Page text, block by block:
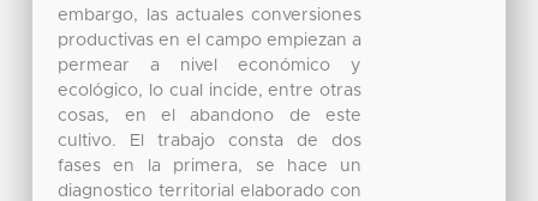
embargo, las actuales conversiones
productivas en el campo empiezan a
permear a nivel económico y
ecológico, lo cual incide, entre otras
cosas, en el abandono de este
cultivo. El trabajo consta de dos
fases en la primera, se hace un
diagnostico territorial elaborado con